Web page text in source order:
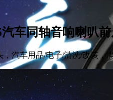
汽车同轴音响喇叭
汽车用品/电子/清洗/改装，